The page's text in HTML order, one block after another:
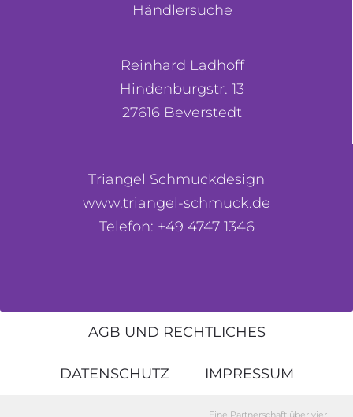
Händlersuche
Reinhard Ladhoff
Hindenburgstr. 13
27616 Beverstedt
Triangel Schmuckdesign
www.triangel-schmuck.de
Telefon: +49 4747 1346
AGB UND RECHTLICHES
DATENSCHUTZ IMPRESSUM
Eine Partnerschaft über vier